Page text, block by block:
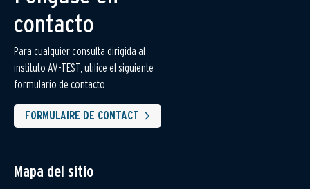
contacto
Para cualquier consulta dirigida al
instituto AV-TEST, utilice el siguiente
formulario de contacto
FORMULAIRE DE CONTACT
Mapa del sitio